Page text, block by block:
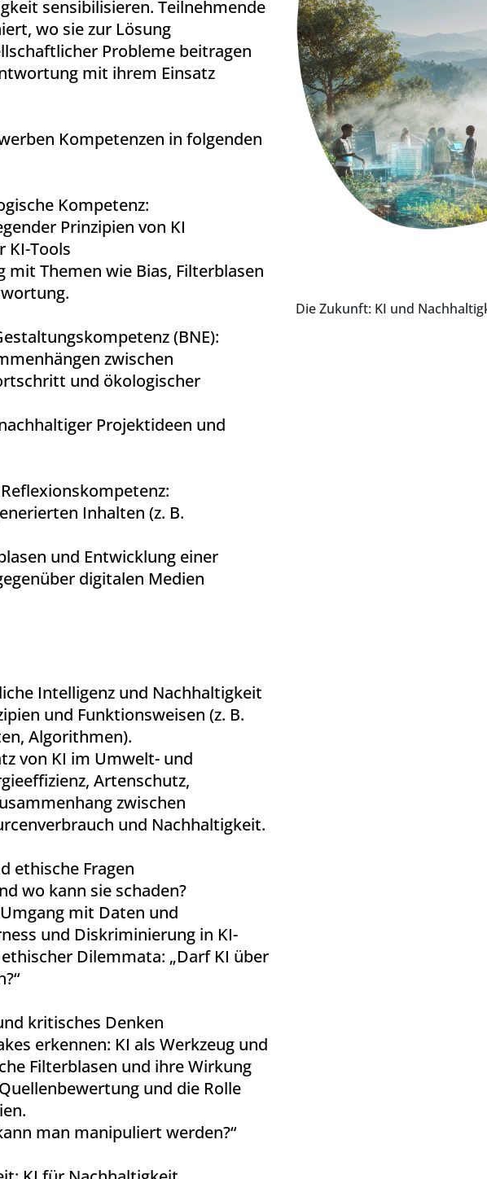
sensibilisieren. Teilnehmende
wo sie zur Lösung
Probleme beitragen
mit ihrem Einsatz
Kompetenzen in folgenden
Kompetenz:
Prinzipien von KI
KI-Tools
mit Themen wie Bias, Filterblasen
(BNE):
zwischen
und ökologischer
Projektideen und
Inhalten (z. B.
und Entwicklung einer
digitalen Medien
Intelligenz und Nachhaltigkeit
und Funktionsweisen (z. B.
Algorithmen).
von KI im Umwelt- und
Artenschutz,
zwischen
und Nachhaltigkeit.
ethische Fragen
wo kann sie schaden?
mit Daten und
und Diskriminierung in KI-
Dilemmata: „Darf KI über
kritisches Denken
erkennen: KI als Werkzeug und
Filterblasen und ihre Wirkung
und die Rolle
man manipuliert werden?“
Die Zukunft: KI und